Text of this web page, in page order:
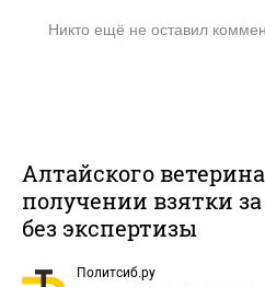
Никто ещё не оставил
Алтайского
получении взятки
без экспертизы
Политсиб.ру